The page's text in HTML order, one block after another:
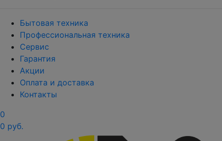
Бытовая техника
Профессиональная техника
Сервис
Гарантия
Акции
Оплата и доставка
Контакты
0
0 руб.